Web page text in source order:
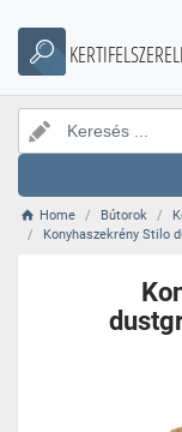
Home Bútorok
Konyhaszekrény Stilo